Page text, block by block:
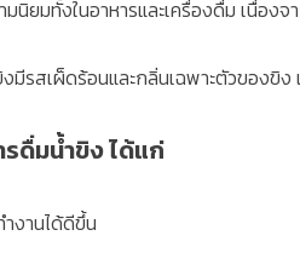
มนิยมทั้งในอาหารและเครื่องดื่ม เนื่อ
มีรสเผ็ดร้อนและกลิ่นเฉพาะตัวของขิ
ดื่มน้ำขิง ได้แก่
ำงานได้ดีขึ้น